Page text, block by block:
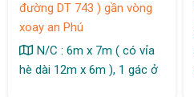
đường DT 743 ) gần vòng
xoay an Phú
N/C : 6m x 7m ( có vỉa
hè dài 12m x 6m ), 1 gác ở